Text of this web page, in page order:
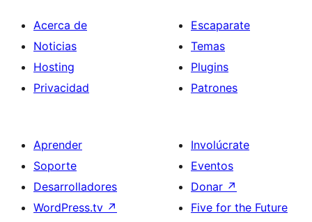
Acerca de
Noticias
Hosting
Privacidad
Escaparate
Temas
Plugins
Patrones
Aprender
Soporte
Desarrolladores
WordPress.tv ↗
Involúcrate
Eventos
Donar ↗
Five for the Future